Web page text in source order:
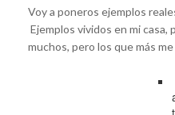
Voy a poneros ejemplos
Ejemplos vividos en mi casa,
muchos, pero los que más